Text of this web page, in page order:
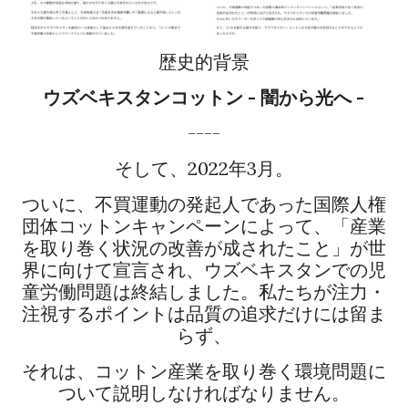
歴史的背景
ウズベキスタンコットン - 闇から光へ -
----
そして、2022年3月。
ついに、不買運動の発起人であった国際人権
団体コットンキャンペーンによって、「産業
を取り巻く状況の改善が成されたこと」が世
界に向けて宣言され、ウズベキスタンでの児
童労働問題は終結しました。 私たちが注力・
注視するポイントは品質の追求だけには留ま
らず、
それは、コットン産業を取り巻く環境問題に
ついて説明しなければなりません。